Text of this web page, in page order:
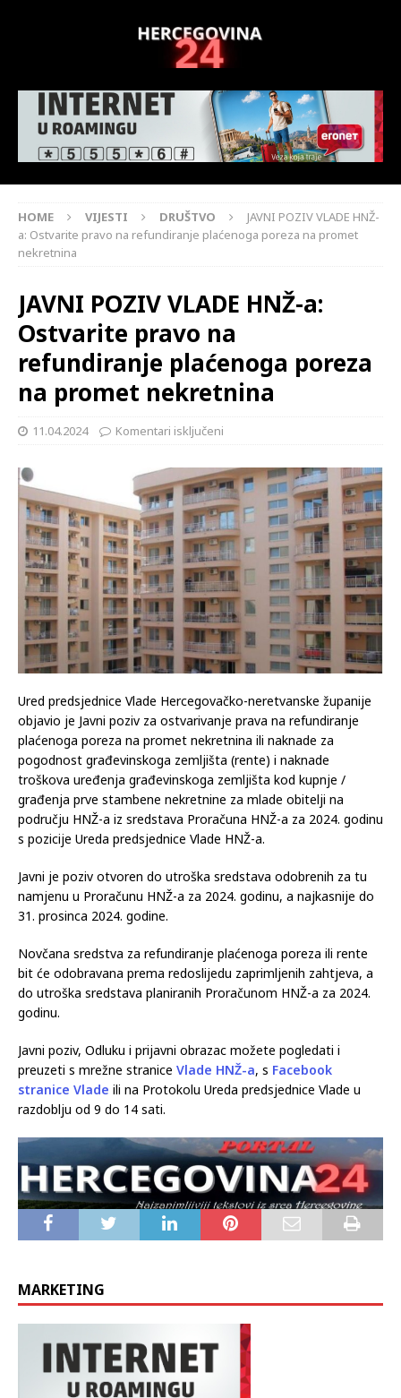
HOME VIJESTI DRUŠTVO
JAVNI POZIV VLADE HNŽ-
a: Ostvarite pravo na refundiranje plaćenoga poreza na promet
nekretnina
JAVNI POZIV VLADE HNŽ-a:
Ostvarite pravo na
refundiranje plaćenoga poreza
na promet nekretnina
11.04.2024 Komentari isključeni
Ured predsjednice Vlade Hercegovačko-neretvanske županije
objavio je Javni poziv za ostvarivanje prava na refundiranje
plaćenoga poreza na promet nekretnina ili naknade za
pogodnost građevinskoga zemljišta (rente) i naknade
troškova uređenja građevinskoga zemljišta kod kupnje /
građenja prve stambene nekretnine za mlade obitelji na
području HNŽ-a iz sredstava Proračuna HNŽ-a za 2024. godinu
s pozicije Ureda predsjednice Vlade HNŽ-a.
Javni je poziv otvoren do utroška sredstava odobrenih za tu
namjenu u Proračunu HNŽ-a za 2024. godinu, a najkasnije do
31. prosinca 2024. godine.
Novčana sredstva za refundiranje plaćenoga poreza ili rente
bit će odobravana prema redoslijedu zaprimljenih zahtjeva, a
do utroška sredstava planiranih Proračunom HNŽ-a za 2024.
godinu.
Javni poziv, Odluku i prijavni obrazac možete pogledati i
preuzeti s mrežne stranice Vlade HNŽ-a, s Facebook
stranice Vlade ili na Protokolu Ureda predsjednice Vlade u
razdoblju od 9 do 14 sati.
MARKETING